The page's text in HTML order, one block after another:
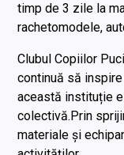
timp de 3 zile la
rachetomodele,
Clubul Copiilor
continuă să
această instituție
colectivă.Prin
materiale și